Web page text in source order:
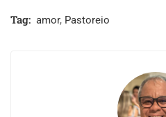
Tag: amor, Pastoreio